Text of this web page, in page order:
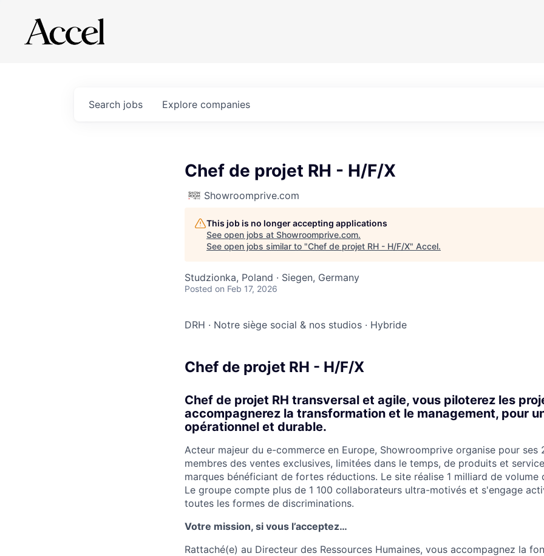
Search jobs Explore companies
Chef de projet RH - H/F/X
Showroomprive.com
This job is no longer accepting applications
See open jobs at Showroomprive.com.
See open jobs similar to "Chef de projet RH - H/F/X" Accel.
Studzionka, Poland · Siegen, Germany
Posted on Feb 17, 2026
DRH · Notre siège social & nos studios · Hybride
Chef de projet RH - H/F/X
Chef de projet RH transversal et agile, vous piloterez les
accompagnerez la transformation et le management, pour
opérationnel et durable.
Acteur majeur du e-commerce en Europe, Showroomprive organise pour ses
membres des ventes exclusives, limitées dans le temps, de produits et
marques bénéficiant de fortes réductions. Le site réalise 1 milliard de volume
Le groupe compte plus de 1 100 collaborateurs ultra-motivés et s'engage
toutes les formes de discriminations.
Votre mission, si vous l’acceptez…
Rattaché(e) au Directeur des Ressources Humaines, vous accompagnez la